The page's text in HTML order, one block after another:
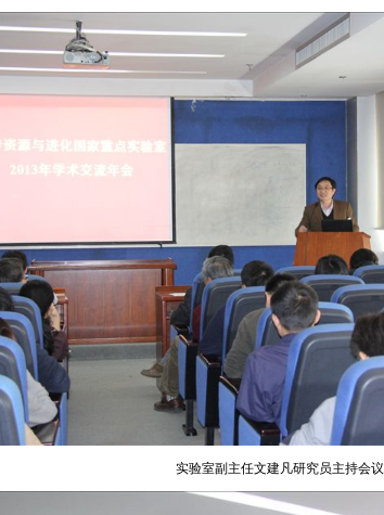
实验室副主任文建凡研究员主持会议